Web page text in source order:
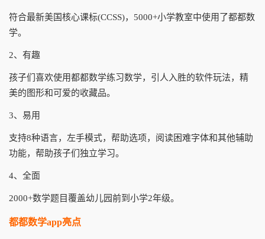
符合最新美国核心课标(CCSS)，5000+小学教室中使用了都都数
学。
2、有趣
孩子们喜欢使用都都数学练习数学，引人入胜的软件玩法，精
美的图形和可爱的收藏品。
3、易用
支持8种语言，左手模式，帮助选项，阅读困难字体和其他辅助
功能，帮助孩子们独立学习。
4、全面
2000+数学题目覆盖幼儿园前到小学2年级。
都都数学app亮点